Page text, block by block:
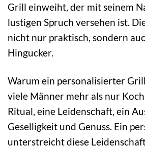
Grill einweiht, der mit seinem
lustigen Spruch versehen ist.
nicht nur praktisch, sondern
Hingucker.
Warum ein personalisierter
viele Männer mehr als nur
Ritual, eine Leidenschaft, ein
Geselligkeit und Genuss. Ein
unterstreicht diese